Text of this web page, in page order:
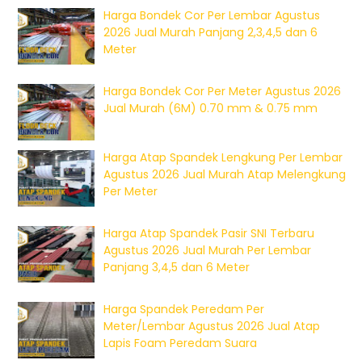
Harga Bondek Cor Per Lembar Agustus
2026 Jual Murah Panjang 2,3,4,5 dan 6
Meter
Harga Bondek Cor Per Meter Agustus 2026
Jual Murah (6M) 0.70 mm & 0.75 mm
Harga Atap Spandek Lengkung Per Lembar
Agustus 2026 Jual Murah Atap Melengkung
Per Meter
Harga Atap Spandek Pasir SNI Terbaru
Agustus 2026 Jual Murah Per Lembar
Panjang 3,4,5 dan 6 Meter
Harga Spandek Peredam Per
Meter/Lembar Agustus 2026 Jual Atap
Lapis Foam Peredam Suara